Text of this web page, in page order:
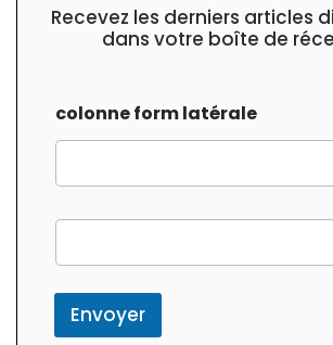
Recevez les derniers articles
dans votre boîte de
colonne form latérale
f
r
m
o
Envoyer